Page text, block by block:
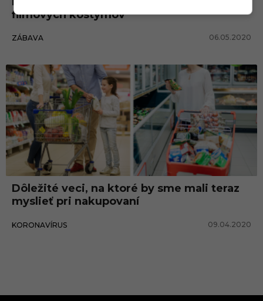
filmových kostýmov
ZÁBAVA 06.05.2020
Dôležité veci, na ktoré by sme mali teraz
myslieť pri nakupovaní
KORONAVÍRUS 09.04.2020